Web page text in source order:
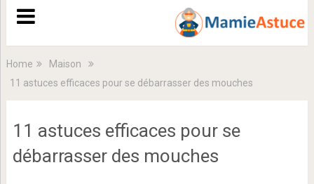
Home
Maison
11 astuces efficaces pour se débarrasser des mouches
11 astuces efficaces pour se
débarrasser des mouches